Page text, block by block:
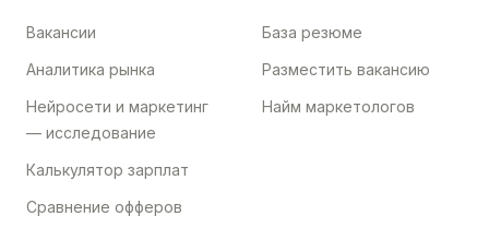
Вакансии
Аналитика рынка
Нейросети и маркетинг
— исследование
Калькулятор зарплат
Сравнение офферов
База резюме
Разместить вакансию
Найм маркетологов